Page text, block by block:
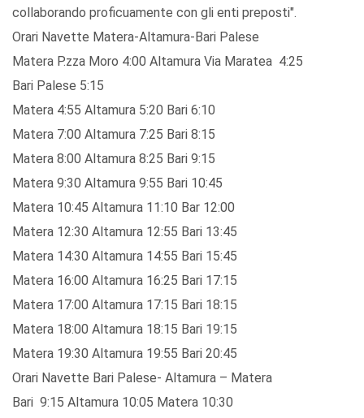
collaborando proficuamente con gli enti preposti".
Orari Navette Matera-Altamura-Bari Palese
Matera P.zza Moro 4:00 Altamura Via Maratea 4:25
Bari Palese 5:15
Matera 4:55 Altamura 5:20 Bari 6:10
Matera 7:00 Altamura 7:25 Bari 8:15
Matera 8:00 Altamura 8:25 Bari 9:15
Matera 9:30 Altamura 9:55 Bari 10:45
Matera 10:45 Altamura 11:10 Bar 12:00
Matera 12:30 Altamura 12:55 Bari 13:45
Matera 14:30 Altamura 14:55 Bari 15:45
Matera 16:00 Altamura 16:25 Bari 17:15
Matera 17:00 Altamura 17:15 Bari 18:15
Matera 18:00 Altamura 18:15 Bari 19:15
Matera 19:30 Altamura 19:55 Bari 20:45
Orari Navette Bari Palese- Altamura – Matera
Bari 9:15 Altamura 10:05 Matera 10:30